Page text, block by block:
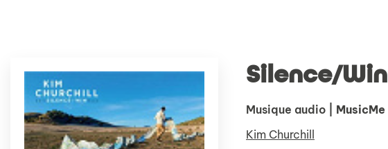
Silence/Win
Musique audio
| MusicMe
Kim Churchill